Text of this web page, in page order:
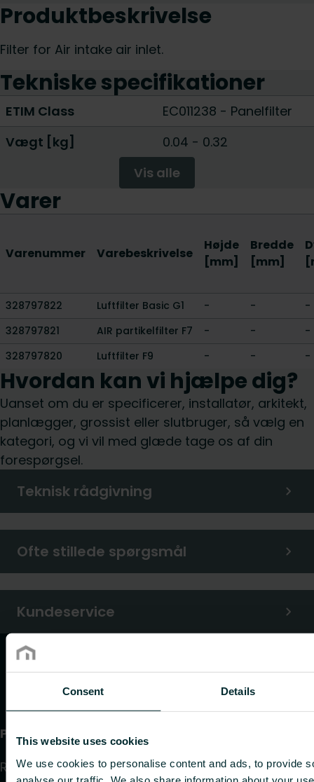
Consent Details
This website uses cookies
We use cookies to personalise content and ads, to provide
Produktbeskrivelse
Filter for Air intake air inlet.
Tekniske specifikationer
ETIM Class
EC011238 - Panelfilter
Vægt [kg]
0.04 - 0.32
Vis alle
Varer
Varenummer Varebeskrivelse
Højde
[mm]
Bredde
[mm]
328797822 Luftfilter Basic G1 - -
-
328797821
AIR partikelfilter F7 - -
-
328797820
Luftfilter F9 - - -
Hvordan kan vi hjælpe dig?
Uanset om du er specificerer, installatør, arkitekt,
planlægger, grossist eller slutbruger, så vælg en
kategori, og vi vil med glæde tage os af din
forespørgsel.
Teknisk rådgivning
Ofte stillede spørgsmål
Kundeservice
Produkter
Radiator